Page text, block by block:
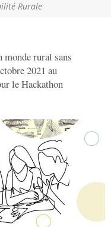
Rurale
monde rural sans
2021 au
le Hackathon